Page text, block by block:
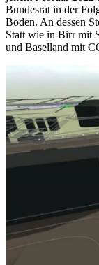
Bundesrat in der
Boden. An dessen
Statt wie in Birr mit
und Baselland mit